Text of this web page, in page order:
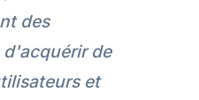
des
de
et